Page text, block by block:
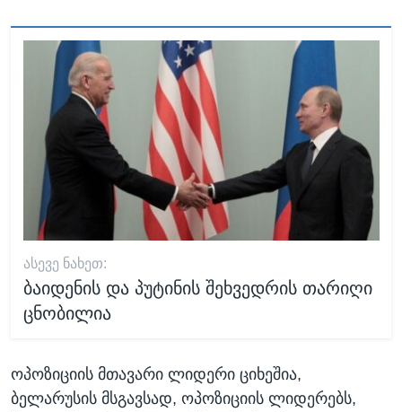
ᲐᲡᲔᲕᲔ ᲜᲐᲮᲔᲗ:
ბაიდენის და პუტინის შეხვედრის თარიღი
ცნობილია
ოპოზიციის მთავარი ლიდერი ციხეშია,
ბელარუსის მსგავსად, ოპოზიციის ლიდერებს,